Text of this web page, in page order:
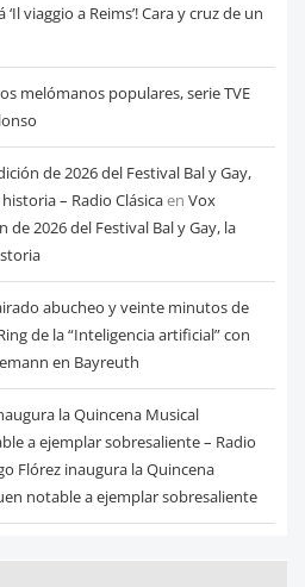
viaggio a Reims’! Cara y cruz de un
melómanos populares, serie TVE
de 2026 del Festival Bal y Gay,
– Radio Clásicaen Vox
2026 del Festival Bal y Gay, la
abucheo y veinte minutos de
de la “Inteligencia artificial” con
en Bayreuth
la Quincena Musical
a ejemplar sobresaliente – Radio
Flórez inaugura la Quincena
notable a ejemplar sobresaliente